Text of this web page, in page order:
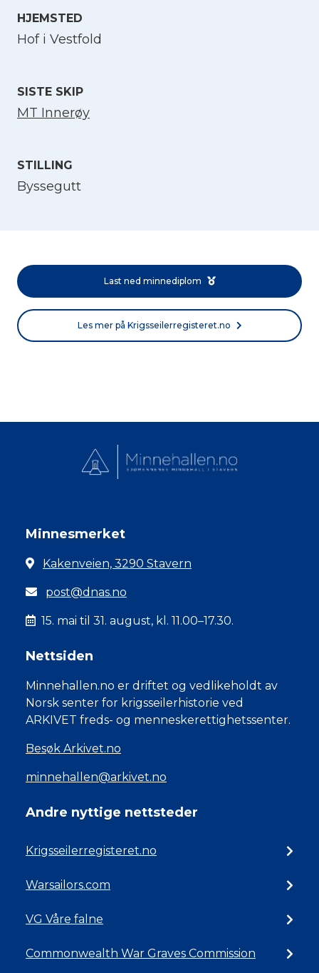
HJEMSTED
Hof i Vestfold
SISTE SKIP
MT Innerøy
STILLING
Byssegutt
Last ned minnediplom
Les mer på Krigsseilerregisteret.no
Minnesmerket
Kakenveien, 3290 Stavern
post@dnas.no
15. mai til 31. august, kl. 11.00–17.30.
Nettsiden
Minnehallen.no er driftet og vedlikeholdt av
Norsk senter for krigsseilerhistorie ved
ARKIVET freds- og menneskerettighetssenter.
Besøk Arkivet.no
minnehallen@arkivet.no
Andre nyttige nettsteder
Krigsseilerregisteret.no
Warsailors.com
VG Våre falne
Commonwealth War Graves Commission
Velg språk
Norsk bokmål